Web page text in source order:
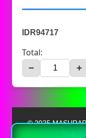
IDR94717
Total:
− +
© 2025